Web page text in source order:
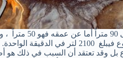
أما عن وصف هذا
وقد تعتقد أن السبب في ذلك هو